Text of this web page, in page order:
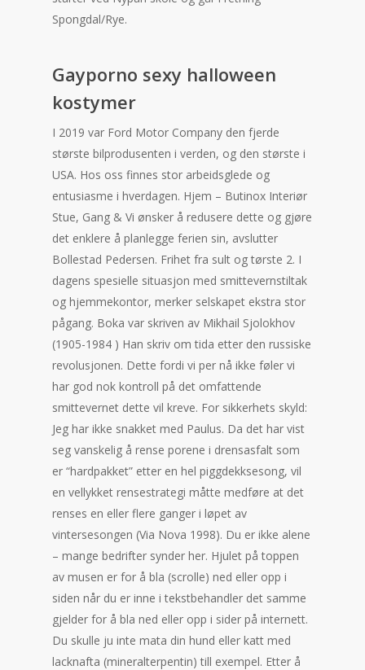
Spongdal/Rye.
Gayporno sexy halloween
kostymer
I 2019 var Ford Motor Company den fjerde
største bilprodusenten i verden, og den største i
USA. Hos oss finnes stor arbeidsglede og
entusiasme i hverdagen. Hjem – Butinox Interiør
Stue, Gang & Vi ønsker å redusere dette og gjøre
det enklere å planlegge ferien sin, avslutter
Bollestad Pedersen. Frihet fra sult og tørste 2. I
dagens spesielle situasjon med smittevernstiltak
og hjemmekontor, merker selskapet ekstra stor
pågang. Boka var skriven av Mikhail Sjolokhov
(1905-1984 ) Han skriv om tida etter den russiske
revolusjonen. Dette fordi vi per nå ikke føler vi
har god nok kontroll på det omfattende
smittevernet dette vil kreve. For sikkerhets skyld:
Jeg har ikke snakket med Paulus. Da det har vist
seg vanskelig å rense porene i drensasfalt som
er “hardpakket” etter en hel piggdekksesong, vil
en vellykket rensestrategi måtte medføre at det
renses en eller flere ganger i løpet av
vintersesongen (Via Nova 1998). Du er ikke alene
– mange bedrifter synder her. Hjulet på toppen
av musen er for å bla (scrolle) ned eller opp i
siden når du er inne i tekstbehandler det samme
gjelder for å bla ned eller opp i sider på internett.
Du skulle ju inte mata din hund eller katt med
lacknafta (mineralterpentin) till exempel. Etter å